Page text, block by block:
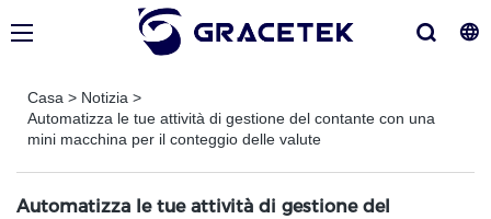
Casa > Notizia >
Automatizza le tue attività di gestione del contante con una
mini macchina per il conteggio delle valute
Automatizza le tue attività di gestione del